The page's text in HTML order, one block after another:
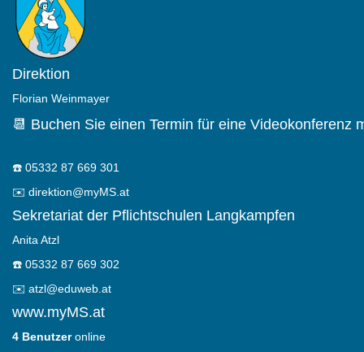
Direktion
Florian Weinmayer
📆 Buchen Sie einen Termin für eine Videokonferenz
☎️ 05332 87 669 301
✉️ direktion@myMS.at
Sekretariat der Pflichtschulen Langkampfen
Anita Atzl
☎️ 05332 87 669 302
✉️ atzl@eduweb.at
www.myMS.at
4 Benutzeronline